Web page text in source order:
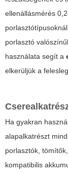
ellenállásmérés
porlasztó
használata segít a
elkerüljük a
Ha gyakran
alapalkatrészt
porlasztók,
kompatibilis